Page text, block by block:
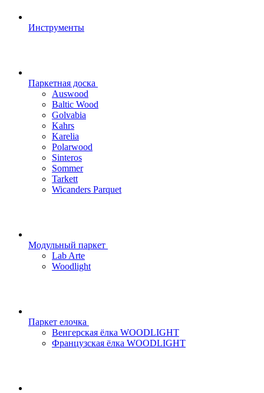
Инструменты
Паркетная доска
Auswood
Baltic Wood
Golvabia
Kahrs
Karelia
Polarwood
Sinteros
Sommer
Tarkett
Wicanders Parquet
Модульный паркет
Lab Arte
Woodlight
Паркет елочка
Венгерская ёлка WOODLIGHT
Французская ёлка WOODLIGHT